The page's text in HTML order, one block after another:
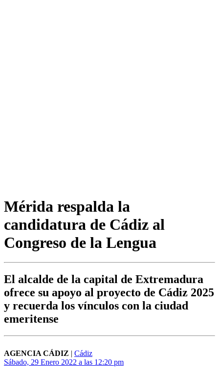
Mérida respalda la
candidatura de Cádiz al
Congreso de la Lengua
El alcalde de la capital de Extremadura
ofrece su apoyo al proyecto de Cádiz 2025
y recuerda los vínculos con la ciudad
emeritense
AGENCIA CÁDIZ | Cádiz
Sábado, 29 Enero 2022 a las 12:20 pm